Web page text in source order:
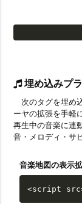
埋め込みプ
次のタグを埋め
ーヤの拡張を手軽
再生中の音楽に連
音・メロディ・サ
音楽地図の表示
<script